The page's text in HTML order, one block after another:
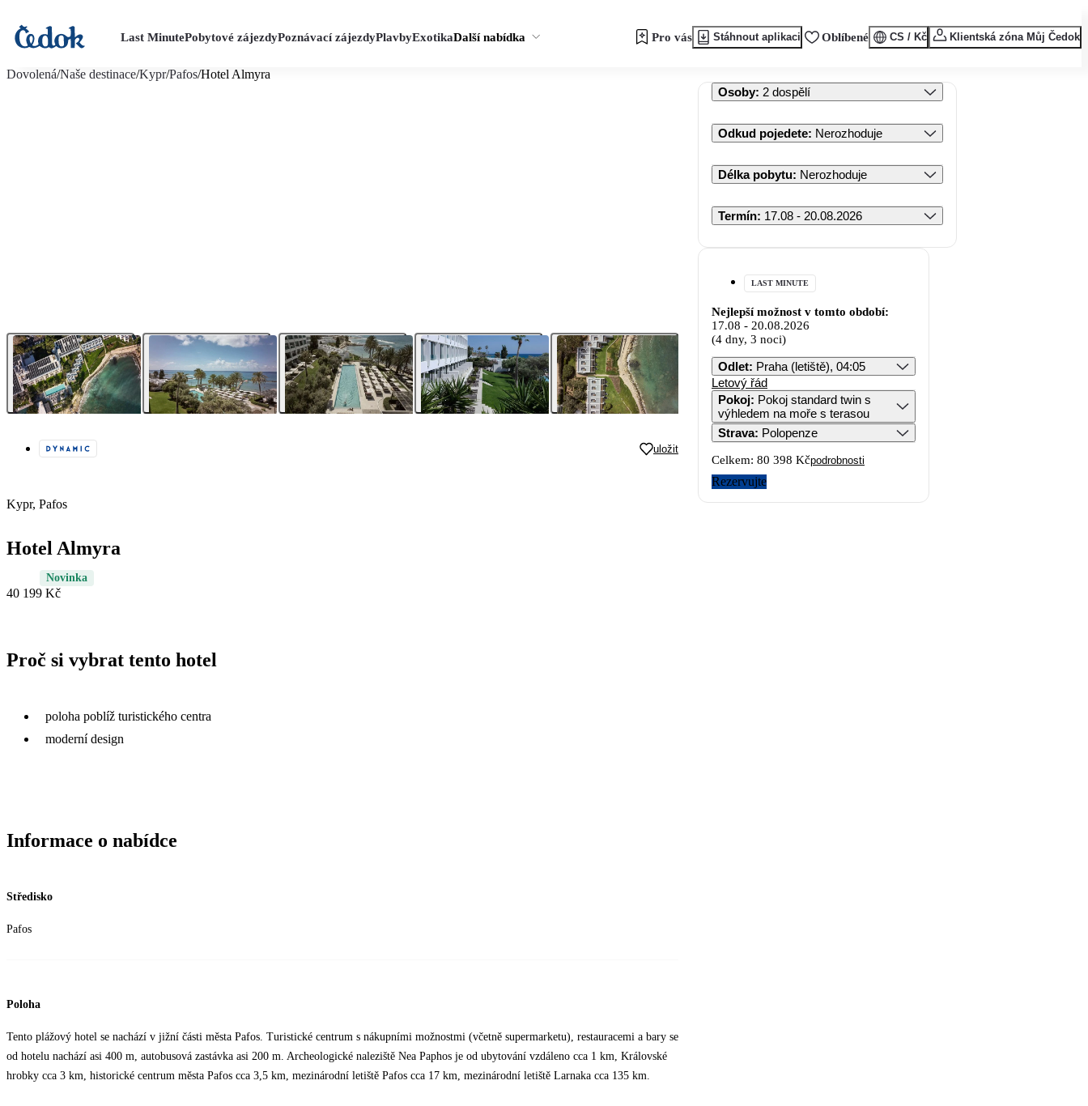
Last MinutePobytové zájezdyPoznávací zájezdyPlavbyExotikaDalší nabídka Pro vás Stáhnout aplikaci Oblíbené CS / Kč Klientská zóna Můj Čedok
Dovolená/Naše destinace/Kypr/Pafos/Hotel Almyra
uložit
Kypr, Pafos
Hotel Almyra
Novinka
40 199 Kč
Proč si vybrat tento hotel
poloha poblíž turistického centra
moderní design
Informace o nabídce
Středisko
Pafos
Poloha
Tento plážový hotel se nachází v jižní části města Pafos. Turistické centrum s nákupními možnostmi (včetně supermarketu), restauracemi a bary se
od hotelu nachází asi 400 m, autobusová zastávka asi 200 m. Archeologické naleziště Nea Paphos je od ubytování vzdáleno cca 1 km, Královské
hrobky cca 3 km, historické centrum města Pafos cca 3,5 km, mezinárodní letiště Pafos cca 17 km, mezinárodní letiště Larnaka cca 135 km.
Osoby: 2 dospělí
Odkud pojedete: Nerozhoduje
Délka pobytu: Nerozhoduje
Termín: 17.08 - 20.08.2026
LAST MINUTE
Nejlepší možnost v tomto období:
17.08 - 20.08.2026
(4 dny, 3 noci)
Odlet: Praha (letiště), 04:05
Letový řád
Pokoj: Pokoj standard twin s
výhledem na moře s terasou
Strava: Polopenze
Celkem: 80 398 Kčpodrobnosti
Rezervujte